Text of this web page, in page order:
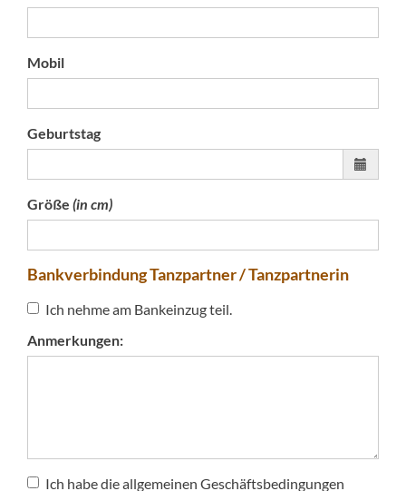
Mobil
Geburtstag
Größe (in cm)
Bankverbindung Tanzpartner / Tanzpartnerin
Ich nehme am Bankeinzug teil.
Anmerkungen:
Ich habe die allgemeinen Geschäftsbedingungen